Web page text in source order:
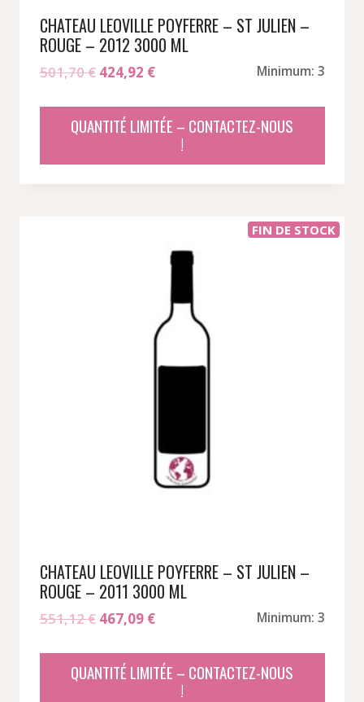
CHATEAU LEOVILLE POYFERRE – ST JULIEN –
ROUGE – 2012 3000 ML
501,70€ Le
initial
était :
424,92 €Le
actuel
est :
Minimum: 3
QUANTITÉ LIMITÉE – CONTACTEZ-NOUS
!
FIN DE STOCK
CHATEAU LEOVILLE POYFERRE – ST JULIEN –
ROUGE – 2011 3000 ML
551,12€ Le
initial
était :
467,09 €Le
actuel
est :
Minimum: 3
QUANTITÉ LIMITÉE – CONTACTEZ-NOUS
!